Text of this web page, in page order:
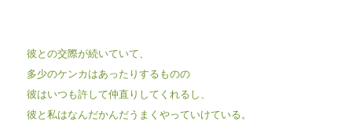
彼との交際が続いていて、
多少のケンカはあったりするものの
彼はいつも許して仲直りしてくれるし、
彼と私はなんだかんだうまくやっていけている。